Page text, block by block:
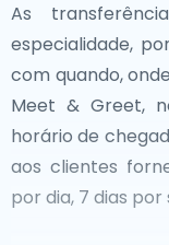
As
especialidade,
com quando,
Meet & Greet,
horário de
aos clientes
por dia, 7 dias por